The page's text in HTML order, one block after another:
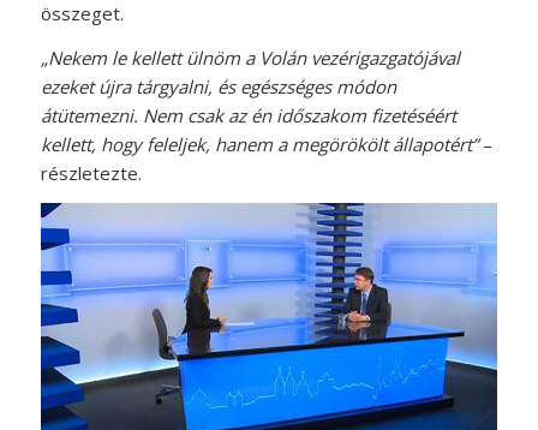
összeget.
„Nekem le kellett ülnöm a Volán vezérigazgatójával
ezeket újra tárgyalni, és egészséges módon
átütemezni. Nem csak az én időszakom fizetéséért
kellett, hogy feleljek, hanem a megörökölt állapotért”–
részletezte.